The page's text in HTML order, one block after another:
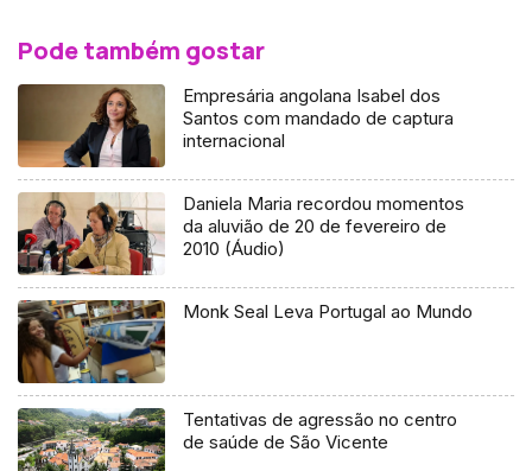
Pode também gostar
Empresária angolana Isabel dos
Santos com mandado de captura
internacional
Daniela Maria recordou momentos
da aluvião de 20 de fevereiro de
2010 (Áudio)
Monk Seal Leva Portugal ao Mundo
Tentativas de agressão no centro
de saúde de São Vicente